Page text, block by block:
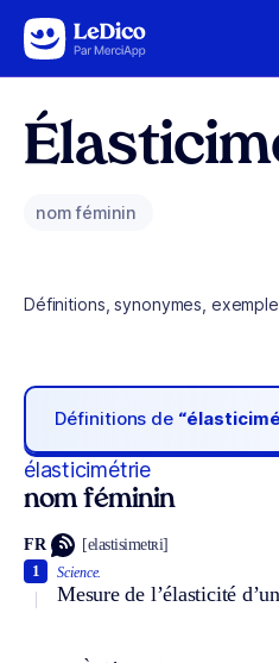
Aller au contenu
nom féminin
Définitions, synonymes,
Définitions de
élasticimétrie
nom féminin
FR [elastisimetʀi]
Science.
Mesure de l’élasticité
1